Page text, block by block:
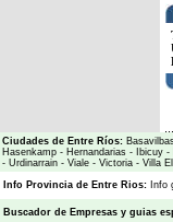
Ciudades de Entre Ríos:
Hasenkamp - Hernandarias - Ibicuy -
- Urdinarrain - Viale - Victoria - Villa
Info Provincia de Entre Rios: Info
Buscador de Empresas y guias